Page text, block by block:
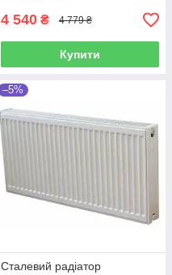
4 540 ₴ 4 779 ₴
Купити
–5%
Сталевий радіатор